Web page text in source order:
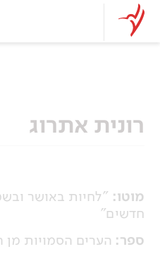
רונית אתרוג
מוטו: "לחיות באושר
חדשים"
ספר: הערים הסמויות מן